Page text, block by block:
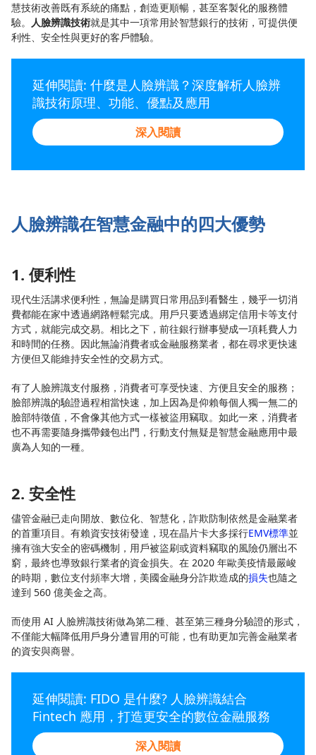
慧技術改善既有系統的痛點，創造更順暢，甚至客製化的服務體
驗。 人臉辨識技術就是其中一項常用於智慧銀行的技術，可提供便
利性、安全性與更好的客戶體驗。
延伸閱讀: 什麼是人臉辨識？深度解析人臉辨
識技術原理、功能、優點及應用
深入閱讀
人臉辨識在智慧金融中的四大優勢
1. 便利性
現代生活講求便利性，無論是購買日常用品到看醫生，幾乎一切消
費都能在家中透過網路輕鬆完成。用戶只要透過綁定信用卡等支付
方式，就能完成交易。相比之下，前往銀行辦事變成一項耗費人力
和時間的任務。因此無論消費者或金融服務業者，都在尋求更快速
方便但又能維持安全性的交易方式。
有了人臉辨識支付服務，消費者可享受快速、方便且安全的服務；
臉部辨識的驗證過程相當快速，加上因為是仰賴每個人獨一無二的
臉部特徵值，不會像其他方式一樣被盜用竊取。如此一來，消費者
也不再需要隨身攜帶錢包出門，行動支付無疑是智慧金融應用中最
廣為人知的一種。
2. 安全性
儘管金融已走向開放、數位化、智慧化，詐欺防制依然是金融業者
的首重項目。有賴資安技術發達，現在晶片卡大多採行EMV標準並
擁有強大安全的密碼機制，用戶被盜刷或資料竊取的風險仍層出不
窮，最終也導致銀行業者的資金損失。在 2020 年歐美疫情最嚴峻
的時期，數位支付頻率大增，美國金融身分詐欺造成的損失也隨之
達到 560 億美金之高。
而使用 AI 人臉辨識技術做為第二種、甚至第三種身分驗證的形式，
不僅能大幅降低用戶身分遭冒用的可能，也有助更加完善金融業者
的資安與商譽。
延伸閱讀: FIDO 是什麼? 人臉辨識結合
Fintech 應用，打造更安全的數位金融服務
深入閱讀